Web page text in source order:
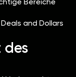
and Dollars
des